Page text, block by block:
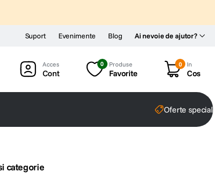
Ai nevoie de ajutor?
Suport Evenimente Blog
Cont
0 Produse
Favorite
0 In
Cos
Oferte
categorie